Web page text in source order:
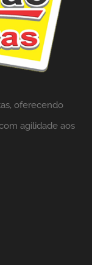
oferecendo
agilidade aos